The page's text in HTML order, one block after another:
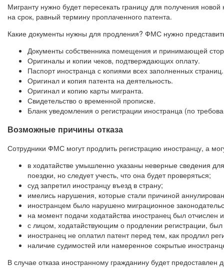
Мигранту нужно будет пересекать границу для получения
на срок, равный термину проплаченного патента.
Какие документы нужны для продления? ФМС нужно
Документы собственника помещения и принимающей
Оригиналы и копии чеков, подтверждающих оплату.
Паспорт иностранца с копиями всех заполненных страниц.
Оригинал и копия патента на деятельность.
Оригинал и копию карты мигранта.
Свидетельство о временной прописке.
Бланк уведомления о регистрации иностранца (по
Возможные причины отказа
Сотрудники ФМС могут продлить регистрацию иностранцу, а
в ходатайстве умышленно указаны неверные сведения
поездки, но следует учесть, что она будет проверяться;
суд запретил иностранцу въезд в страну;
имелись нарушения, которые стали причиной
иностранцем было нарушено миграционное
на момент подачи ходатайства иностранец был
с лицом, ходатайствующим о продлении регистрации, был
иностранец не оплатил патент перед тем, как продлил
наличие судимостей или намеренное сокрытые
В случае отказа иностранному гражданину будет